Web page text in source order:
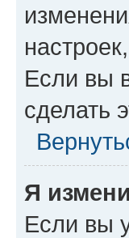
Если вы
сделать
Я
Если вы